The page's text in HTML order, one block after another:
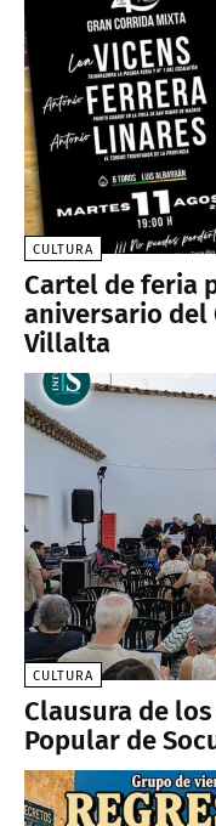
CULTURA
Cartel de feria
aniversario del
Villalta
CULTURA
Clausura de
Popular de